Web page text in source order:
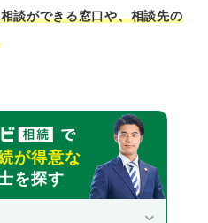
記に関する無料相談が可
贈与税についての無料相
を満たせば弁護士や司法
談ができる窓口や、相談先の
が得意な
を探す